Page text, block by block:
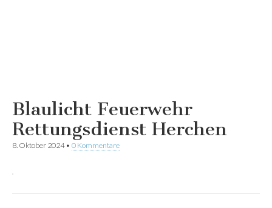
Blaulicht Feuerwehr
Rettungsdienst Herchen
8. Oktober 2024• 0 Kommentare